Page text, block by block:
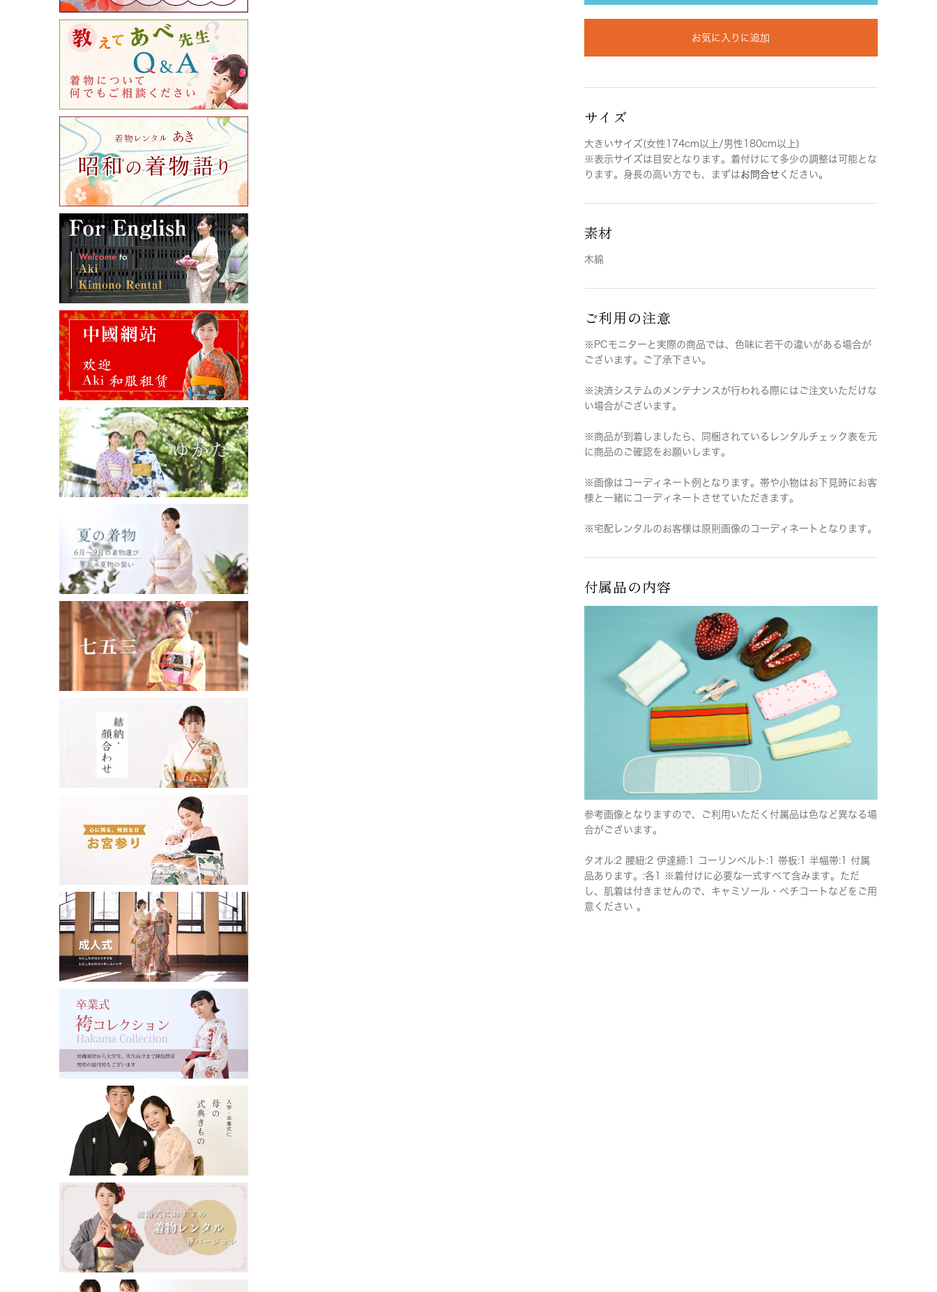
お気に入りに追加
サイズ
大きいサイズ(女性174cm以上/男性180cm以上)
※表示サイズは目安となります。着付けにて多少の調整は可能とな
ります。身長の高い方でも、まずはお問合せ ください。
素材
木綿
ご利用の注意
※PCモニターと実際の商品では、色味に若干の違いがある場合が
ございます。ご了承下さい。
※決済システムのメンテナンスが行われる際にはご注文いただけな
い場合がございます。
※商品が到着しましたら、同梱されているレンタルチェック表を元
に商品のご確認をお願いします。
※画像はコーディネート例となります。帯や小物はお下見時にお客
様と一緒にコーディネートさせていただきます。
※宅配レンタルのお客様は原則画像のコーディネートとなります。
付属品の内容
参考画像となりますので、ご利用いただく付属品は色など異なる場
合がございます。
タオル:2 腰紐:2 伊達締:1 コーリンベルト:1 帯板:1 半幅帯:1 付属
品あります。:各1 ※着付けに必要な一式すべて含みます。ただ
し、肌着は付きませんので、キャミソール・ペチコートなどをご用
意ください 。